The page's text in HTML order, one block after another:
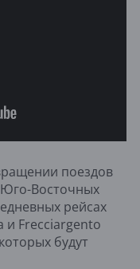
поездов
Восточных
рейсах
и Frecciargento
будут